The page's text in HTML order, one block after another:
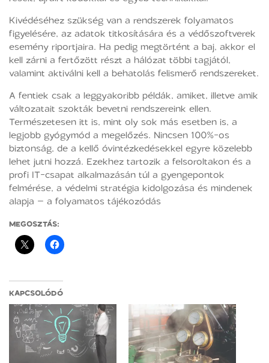
Kivédéséhez szükség van a rendszerek folyamatos
figyelésére, az adatok titkosítására és a védőszoftverek
esemény riportjaira. Ha pedig megtörtént a baj, akkor el
kell zárni a fertőzött részt a hálózat többi tagjától,
valamint aktiválni kell a behatolás felismerő rendszereket.
A fentiek csak a leggyakoribb példák, amiket, illetve amik
változatait szokták bevetni rendszereink ellen.
Természetesen itt is, mint oly sok más esetben is, a
legjobb gyógymód a megelőzés. Nincsen 100%-os
biztonság, de a kellő óvintézkedésekkel egyre közelebb
lehet jutni hozzá. Ezekhez tartozik a felsoroltakon és a
profi IT-csapat alkalmazásán túl a gyengepontok
felmérése, a védelmi stratégia kidolgozása és mindenek
alapja – a folyamatos tájékozódás
MEGOSZTÁS:
KAPCSOLÓDÓ